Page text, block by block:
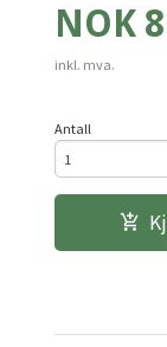
Pris
NOK
inkl. mva.
Antall